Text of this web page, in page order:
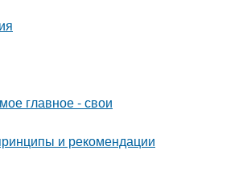
главное - свои
и рекомендации